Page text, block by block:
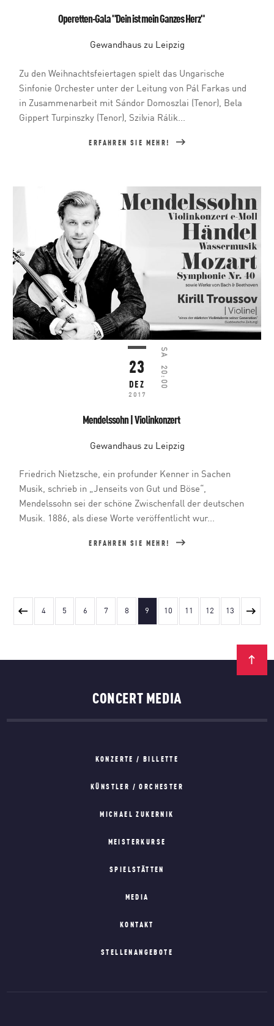
Operetten-Gala "Dein ist mein Ganzes Herz"
Gewandhaus zu Leipzig
Zu den Weihnachtsfeiertagen spielt das Ungarische
Sinfonie Orchester unter der Leitung von Pál Farkas und
in Zusammenarbeit mit Sándor Domoszlai (Tenor), Bela
Gippert Turpinszky (Tenor), Szilvia Rálik...
ERFAHREN SIE MEHR!
23
DEZ
2017
SA
20:00
Mendelssohn | Violinkonzert
Gewandhaus zu Leipzig
Friedrich Nietzsche, ein profunder Kenner in Sachen
Musik, schrieb in „Jenseits von Gut und Böse“,
Mendelssohn sei der schöne Zwischenfall der deutschen
Musik. 1886, als diese Worte veröffentlicht wur...
ERFAHREN SIE MEHR!
4 5 6 7 8 9 10 11 12 13
CONCERT MEDIA
KONZERTE / BILLETTE
KÜNSTLER / ORCHESTER
MICHAEL ZUKERNIK
MEISTERKURSE
SPIELSTÄTTEN
MEDIA
KONTAKT
STELLENANGEBOTE